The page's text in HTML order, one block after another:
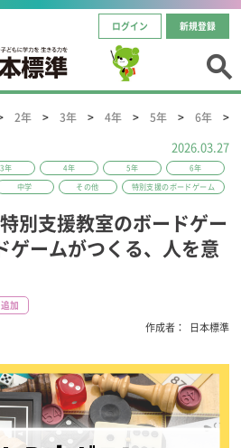
ログイン 新規登録
2年 3年 4年 5年 6年
別支援教室のボードゲー
ゲームがつくる、人を意
3年 4年 5年 6年
中学 その他 特別支援のボードゲーム
2026.03.27
加
作成者： 日本標準